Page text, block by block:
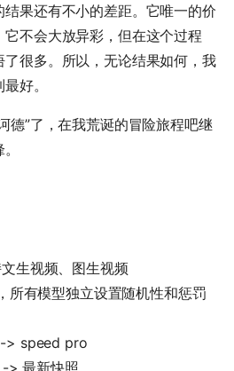
果还有不小的差距。它唯一的价
不会大放异彩，但在这个过程
很多。所以，无论结果如何，我
好。
德”了，在我荒诞的冒险旅程吧继
生视频、图生视频
所有模型独立设置随机性和惩罚
> speed pro
> 最新快照